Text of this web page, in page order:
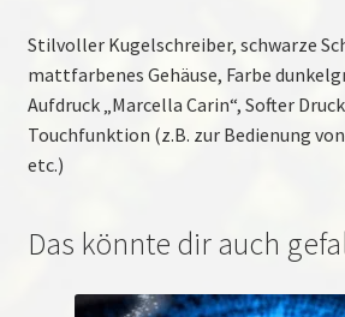
Stilvoller Kugelschreiber, schwarze
mattfarbenes Gehäuse, Farbe
Aufdruck „Marcella Carin“, Softer
Touchfunktion (z.B. zur Bedienung
etc.)
Das könnte dir auch